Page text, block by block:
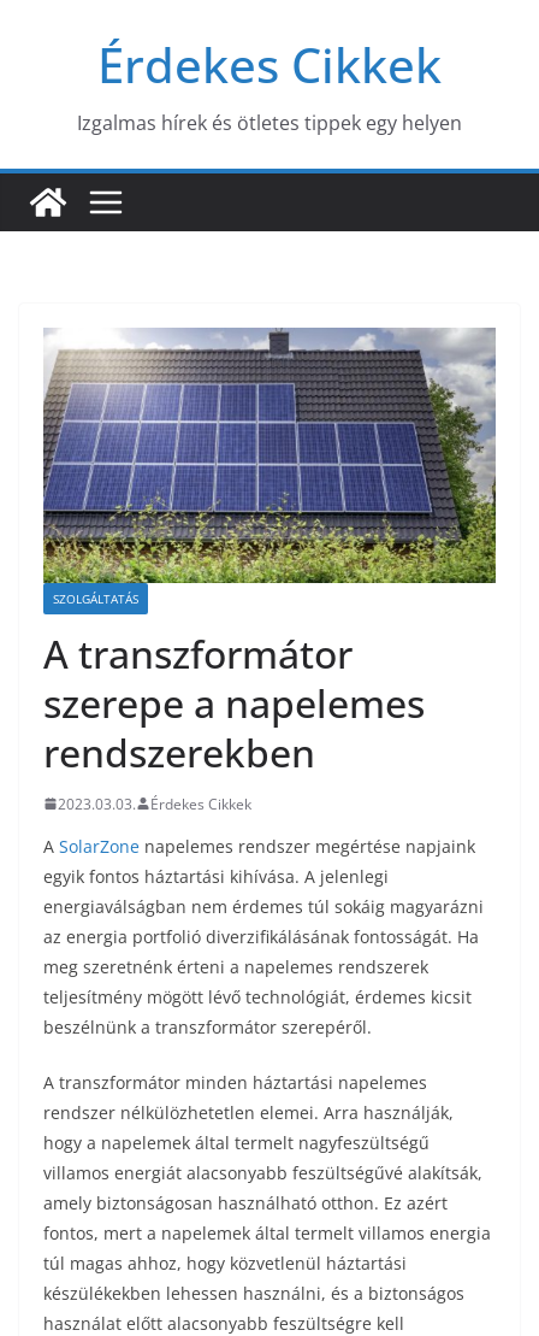
Érdekes Cikkek
Izgalmas hírek és ötletes tippek egy helyen
SZOLGÁLTATÁS
A transzformátor
szerepe a napelemes
rendszerekben
2023.03.03. Érdekes Cikkek
A SolarZone napelemes rendszer megértése napjaink
egyik fontos háztartási kihívása. A jelenlegi
energiaválságban nem érdemes túl sokáig magyarázni
az energia portfolió diverzifikálásának fontosságát. Ha
meg szeretnénk érteni a napelemes rendszerek
teljesítmény mögött lévő technológiát, érdemes kicsit
beszélnünk a transzformátor szerepéről.
A transzformátor minden háztartási napelemes
rendszer nélkülözhetetlen elemei. Arra használják,
hogy a napelemek által termelt nagyfeszültségű
villamos energiát alacsonyabb feszültségűvé alakítsák,
amely biztonságosan használható otthon. Ez azért
fontos, mert a napelemek által termelt villamos energia
túl magas ahhoz, hogy közvetlenül háztartási
készülékekben lehessen használni, és a biztonságos
használat előtt alacsonyabb feszültségre kell